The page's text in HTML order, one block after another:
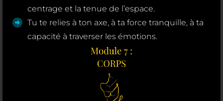
centrage et la tenue de l’espace.
Tu te relies à ton axe, à ta force tranquille, à ta
capacité à traverser les émotions.